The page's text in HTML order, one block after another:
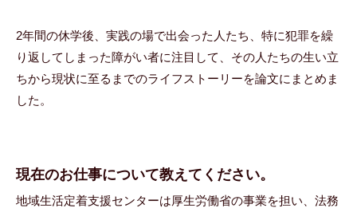
2年間の休学後、実践の場で出会った人たち、特に犯罪を繰
り返してしまった障がい者に注目して、その人たちの生い立
ちから現状に至るまでのライフストーリーを論文にまとめま
した。
現在のお仕事について教えてください。
地域生活定着支援センターは厚生労働省の事業を担い、法務